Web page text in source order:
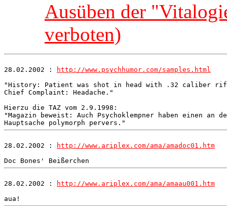
Ausüben der
verboten)
28.02.2002 :
http://www.psychhumor.com/samples.html
"History: Patient was shot in head with .32 caliber
Chief Complaint: Headache."
Hierzu die TAZ vom 2.9.1998:
"Magazin beweist: Auch Psychoklempner haben einen an
28.02.2002 :
http://www.ariplex.com/ama/amadoc01.htm
28.02.2002 :
http://www.ariplex.com/ama/amaau001.htm